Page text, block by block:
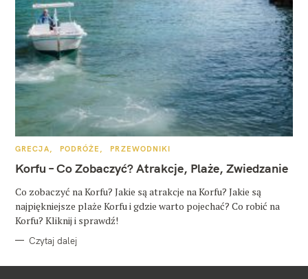
K
T
E
O
R
I
GRECJA PODRÓŻE PRZEWODNIKI
Korfu – Co Zobaczyć? Atrakcje, Plaże, Zwiedzanie
Co zobaczyć na Korfu? Jakie są atrakcje na Korfu? Jakie są
najpiękniejsze plaże Korfu i gdzie warto pojechać? Co robić na
Korfu? Kliknij i sprawdź!
Czytaj dalej